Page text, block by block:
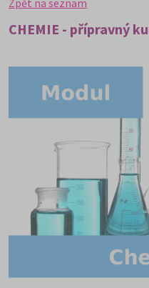
Zpět na seznam
CHEMIE - přípravný